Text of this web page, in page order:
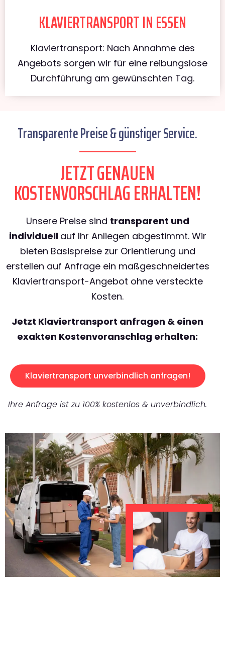
KLAVIERTRANSPORT IN ESSEN
Klaviertransport: Nach Annahme des
Angebots sorgen wir für eine reibungslose
Durchführung am gewünschten Tag.
Transparente Preise & günstiger Service.
JETZT GENAUEN
KOSTENVORSCHLAG ERHALTEN!
Unsere Preise sind transparent und
individuell auf Ihr Anliegen abgestimmt. Wir
bieten Basispreise zur Orientierung und
erstellen auf Anfrage ein maßgeschneidertes
Klaviertransport-Angebot ohne versteckte
Kosten.
Jetzt Klaviertransport anfragen & einen
exakten Kostenvoranschlag erhalten:
Klaviertransport unverbindlich anfragen!
Ihre Anfrage ist zu 100% kostenlos & unverbindlich.